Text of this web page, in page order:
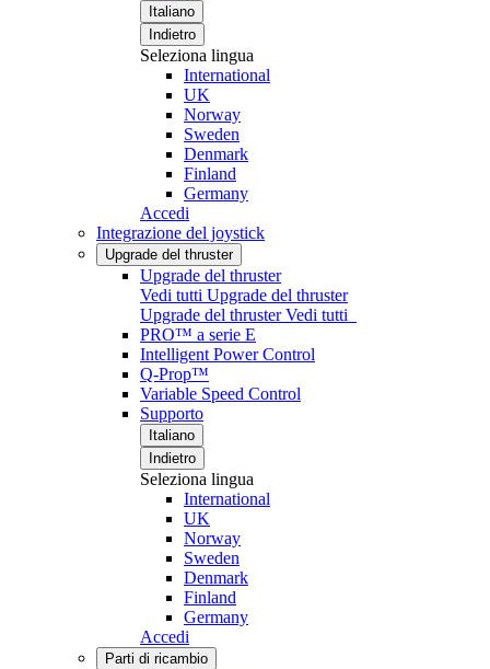
Italiano
Indietro
Seleziona lingua
International
UK
Norway
Sweden
Denmark
Finland
Germany
Accedi
Integrazione del joystick
Upgrade del thruster
Upgrade del thruster
Vedi tutti Upgrade del thruster
Upgrade del thrusterVedi tutti
PRO™ a serie E
Intelligent Power Control
Q-Prop™
Variable Speed Control
Supporto
Italiano
Indietro
Seleziona lingua
International
UK
Norway
Sweden
Denmark
Finland
Germany
Accedi
Parti di ricambio